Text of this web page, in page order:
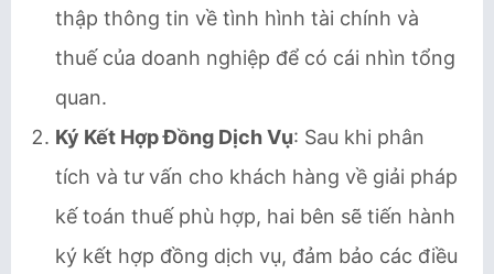
thập thông tin về tình hình tài chính và
thuế của doanh nghiệp để có cái nhìn tổng
quan.
Ký Kết Hợp Đồng Dịch Vụ: Sau khi phân
tích và tư vấn cho khách hàng về giải pháp
kế toán thuế phù hợp, hai bên sẽ tiến hành
ký kết hợp đồng dịch vụ, đảm bảo các điều